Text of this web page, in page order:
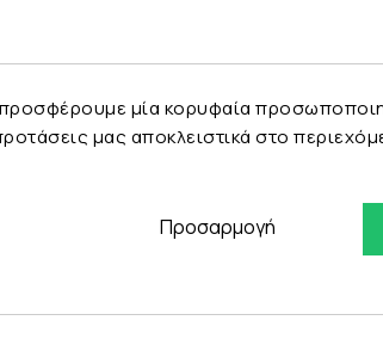
μία κορυφαία
μας αποκλειστικά στο
Προσαρμογή